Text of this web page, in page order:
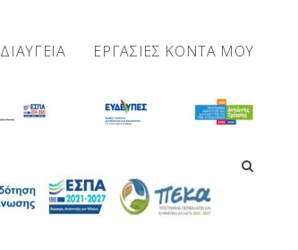
ΔΙΑΥΓΕΙΑ ΕΡΓΑΣΊΕΣ ΚΟΝΤΆ ΜΟΥ